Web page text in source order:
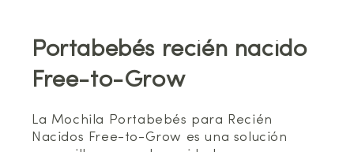
Portabebés recién nacido
Free-to-Grow
La Mochila Portabebés para Recién
Nacidos Free-to-Grow es una solución